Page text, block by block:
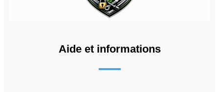
Aide et informations